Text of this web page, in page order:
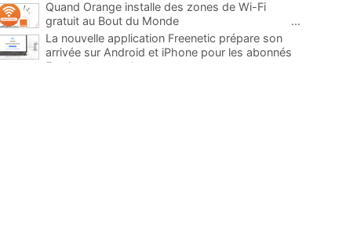
Quand Orange installe des zones de Wi-Fi
gratuit au Bout du Monde
...
La nouvelle application Freenetic prépare son
arrivée sur Android et iPhone pour les abonnés
Freebox, testez la